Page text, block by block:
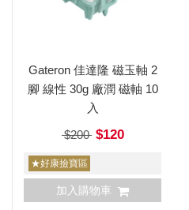
Gateron 佳達隆 磁玉軸 2
腳 線性 30g 廠潤 磁軸 10
入
$200$120
★好康撿寶區
加入購物車